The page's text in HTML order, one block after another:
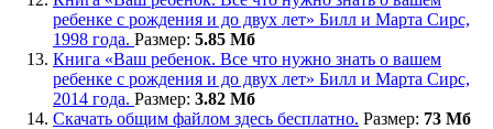
ребенке с рождения и до двух лет» Билл и Марта Сирс,
1998 года. Размер: 5.85 Мб
Книга «Ваш ребенок. Все что нужно знать о вашем
ребенке с рождения и до двух лет» Билл и Марта Сирс,
2014 года. Размер: 3.82 Мб
Скачать общим файлом здесь бесплатно. Размер: 73 Мб